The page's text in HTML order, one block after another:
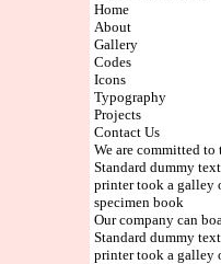
Home
About
Gallery
Codes
Icons
Typography
Projects
Contact Us
We are committed
Standard dummy
printer took a galley
specimen book
Our company can
Standard dummy
printer took a galley